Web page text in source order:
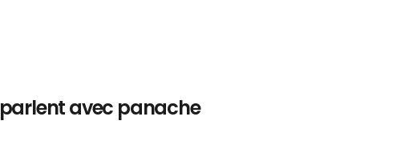
avec panache